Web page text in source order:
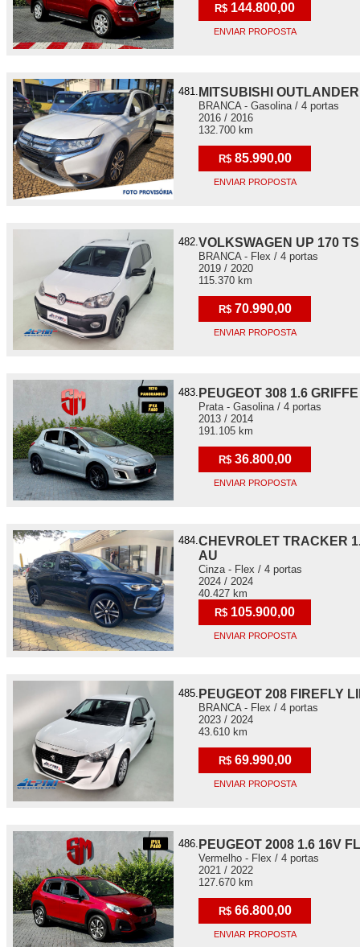
R$ 144.800,00
ENVIAR PROPOSTA
481. MITSUBISHI
BRANCA - Gasolina / 4 portas
2016 / 2016
132.700 km
R$ 85.990,00
ENVIAR PROPOSTA
482.VOLKSWAGEN UP 170
BRANCA - Flex / 4 portas
2019 / 2020
115.370 km
R$ 70.990,00
ENVIAR PROPOSTA
483. PEUGEOT 308 1.6
Prata - Gasolina / 4 portas
2013 / 2014
191.105 km
R$ 36.800,00
ENVIAR PROPOSTA
484.CHEVROLET TRACKER
AU
Cinza - Flex / 4 portas
2024 / 2024
40.427 km
R$ 105.900,00
ENVIAR PROPOSTA
485. PEUGEOT 208 FIREFLY
BRANCA - Flex / 4 portas
2023 / 2024
43.610 km
R$ 69.990,00
ENVIAR PROPOSTA
486. PEUGEOT 2008 1.6 16V
Vermelho - Flex / 4 portas
2021 / 2022
127.670 km
R$ 66.800,00
ENVIAR PROPOSTA